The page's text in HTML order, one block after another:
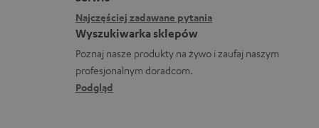
n
i
a
w
y
s
y
j
e
d
o
k
o
n
t
a
Najczęściej zadawane pytania
Wyszukiwarka sklepów
Poznaj nasze produkty na żywo i zaufaj naszym
profesjonalnym doradcom.
Podgląd